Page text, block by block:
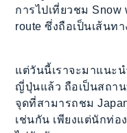
การไปเที่ยวชม Snow
route ซึ่งถือเป็นเส้นท
แต่วันนี้เราจะมาแนะ
ญี่ปุ่นแล้ว ถือเป็นสถา
จุดที่สามารถชม
เช่นกัน เพียงแต่นักท่อ